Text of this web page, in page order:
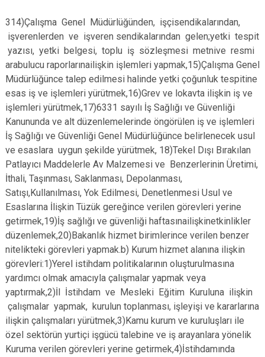
314)Çalışma Genel Müdürlüğünden, işçisendikalarından,
işverenlerden ve işveren sendikalarından gelen;yetki tespit
yazısı, yetki belgesi, toplu iş sözleşmesi metnive resmi
arabulucu raporlarınailişkin işlemleri yapmak,15)Çalışma Genel
Müdürlüğünce talep edilmesi halinde yetki çoğunluk tespitine
esas iş ve işlemleri yürütmek,16)Grev ve lokavta ilişkin iş ve
işlemleri yürütmek,17)6331 sayılı İş Sağlığı ve Güvenliği
Kanununda ve alt düzenlemelerinde öngörülen iş ve işlemleri
İş Sağlığı ve Güvenliği Genel Müdürlüğünce belirlenecek usul
ve esaslara uygun şekilde yürütmek, 18)Tekel Dışı Bırakılan
Patlayıcı Maddelerle Av Malzemesi ve Benzerlerinin Üretimi,
İthali, Taşınması, Saklanması, Depolanması,
Satışı,Kullanılması, Yok Edilmesi, Denetlenmesi Usul ve
Esaslarına İlişkin Tüzük gereğince verilen görevleri yerine
getirmek,19)İş sağlığı ve güvenliği haftasınailişkinetkinlikler
düzenlemek,20)Bakanlık hizmet birimlerince verilen benzer
nitelikteki görevleri yapmak.b) Kurum hizmet alanına ilişkin
görevleri:1)Yerel istihdam politikalarının oluşturulmasına
yardımcı olmak amacıyla çalışmalar yapmak veya
yaptırmak,2)İl İstihdam ve Mesleki Eğitim Kuruluna ilişkin
çalışmalar yapmak, kurulun toplanması, işleyişi ve kararlarına
ilişkin çalışmaları yürütmek,3)Kamu kurum ve kuruluşları ile
özel sektörün yurtiçi işgücü talebine ve iş arayanlara yönelik
Kuruma verilen görevleri yerine getirmek,4)İstihdamında